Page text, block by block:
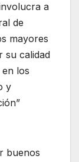
a
de
mayores
su calidad
los
y
buenos